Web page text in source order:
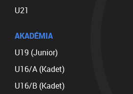
U21
AKADÉMIA
U19 (Junior)
U16/A (Kadet)
U16/B (Kadet)